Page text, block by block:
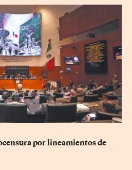
por lineamientos de